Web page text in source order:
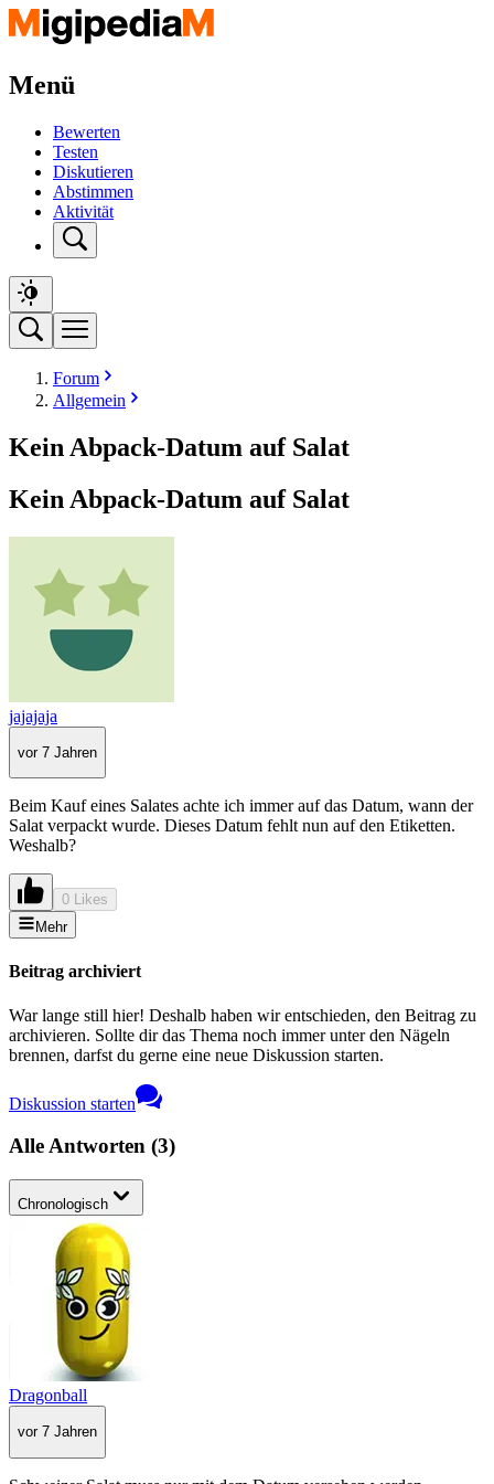
Menü
Bewerten
Testen
Diskutieren
Abstimmen
Aktivität
Forum
Allgemein
Kein Abpack-Datum auf Salat
Kein Abpack-Datum auf Salat
jajajaja
vor 7 Jahren
Beim Kauf eines Salates achte ich immer auf das Datum, wann der
Salat verpackt wurde. Dieses Datum fehlt nun auf den Etiketten.
Weshalb?
0 Likes
Mehr
Beitrag archiviert
War lange still hier! Deshalb haben wir entschieden, den Beitrag zu
archivieren. Sollte dir das Thema noch immer unter den Nägeln
brennen, darfst du gerne eine neue Diskussion starten.
Diskussion starten
Alle Antworten (3)
Chronologisch
Dragonball
vor 7 Jahren